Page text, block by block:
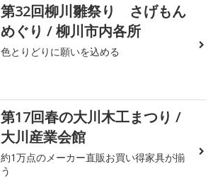
第32回柳川雛祭り さげもん
めぐり / 柳川市内各所
色とりどりに願いを込める
第17回春の大川木工まつり /
大川産業会館
約1万点のメーカー直販お買い得家具が揃
う